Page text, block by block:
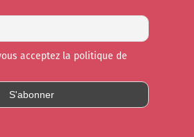
acceptez la politique de